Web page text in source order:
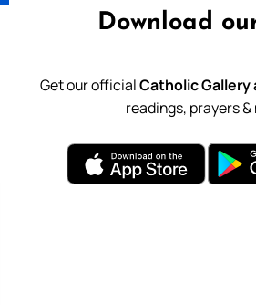
Download
Get our officialCatholic Gallery
readings, prayers &